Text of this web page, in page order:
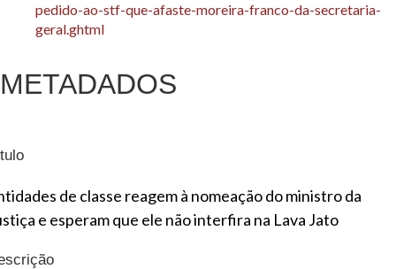
pedido-ao-stf-que-afaste-moreira-franco-da-secretaria-
geral.ghtml
METADADOS
de classe reagem à nomeação do ministro da
e esperam que ele não interfira na Lava Jato